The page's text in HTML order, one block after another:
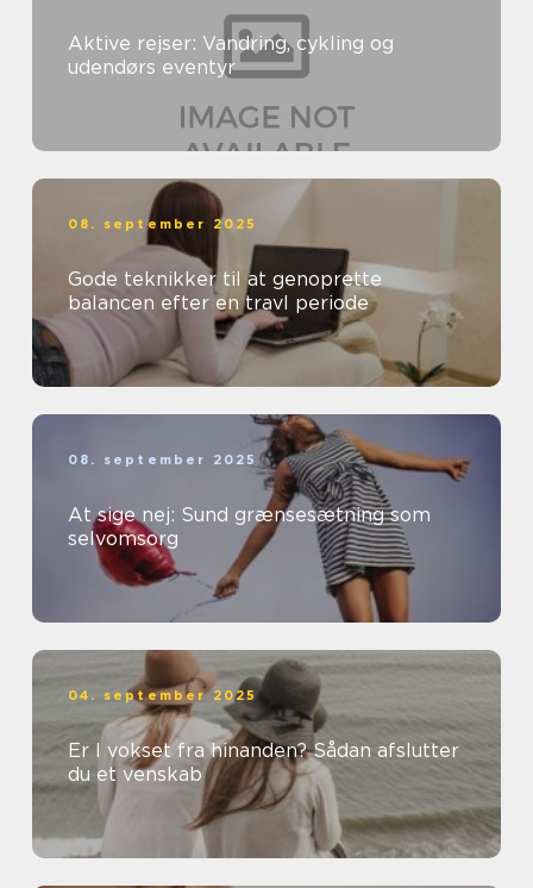
Aktive rejser: Vandring, cykling og
udendørs eventyr
08. september 2025
Gode teknikker til at genoprette
balancen efter en travl periode
08. september 2025
At sige nej: Sund grænsesætning som
selvomsorg
04. september 2025
Er I vokset fra hinanden? Sådan afslutter
du et venskab